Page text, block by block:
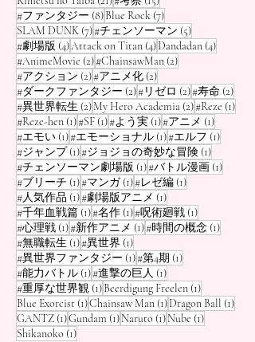
atemberaubend s
#ファンタジー (8)8 Beiträge
Blue Rock (7)7 Beiträge
SLAM DUNK (7)7 Beiträge
#チェンソーマン (5)5 Beiträge
#劇場版 (4)4 Beiträge
Attack on Titan (4)4 Beiträge
Dandadan (4)4 Beiträge
#AnimeMovie (2)2 Beiträge
#ChainsawMan (2)2 Beiträge
#アクション (2)2 Beiträge
#アニメ化 (2)2 Beiträge
#ダークファンタジー (2)2 Beiträge
#リゼロ (2)2 Beiträge
#寿命 (2)2
#異世界転生 (2)2 Beiträge
My Hero Academia (2)2 Beiträge
#Reze (1)1
#Reze-hen (1)1 Beitrag
#SF (1)1 Beitrag
#よう実 (1)1 Beitrag
#アニメ (1)1 Beitrag
#エモい (1)1 Beitrag
#エモーショナル (1)1 Beitrag
#エルフ (1)1 Beitrag
#ジャンプ (1)1 Beitrag
#ジョジョの奇妙な冒険 (1)1 Beitrag
#チェンソーマン劇場版 (1)1 Beitrag
#バトル漫画 (1)1 Beitrag
#ブリーチ (1)1 Beitrag
#マンガ (1)1 Beitrag
#レゼ編 (1)1 Beitrag
#人気作品 (1)1 Beitrag
#劇場版アニメ (1)1 Beitrag
#千年血戦篇 (1)1 Beitrag
#名作 (1)1 Beitrag
#呪術廻戦 (1)1 Beitrag
#心理戦 (1)1 Beitrag
#新作アニメ (1)1 Beitrag
#時間の概念 (1)1 Beitrag
#無職転生 (1)1 Beitrag
#異世界 (1)1 Beitrag
#異世界ファンタジー (1)1 Beitrag
#第4期 (1)1 Beitrag
#能力バトル (1)1 Beitrag
#進撃の巨人 (1)1 Beitrag
#重厚な世界観 (1)1 Beitrag
Beerdigung Freelen (1)1 Beitrag
Blue Exorcist (1)1 Beitrag
Chainsaw Man (1)1 Beitrag
Dragon Ball (1)1
GANTZ (1)1 Beitrag
Gundam (1)1 Beitrag
Naruto (1)1 Beitrag
Nube (1)1 Beitrag
Shikanoko (1)1 Beitrag